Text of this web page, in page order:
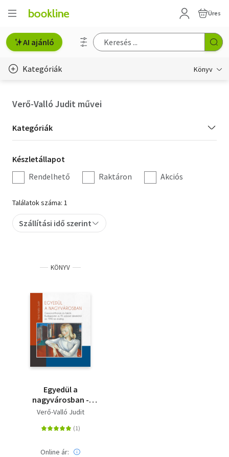
Üres
AI ajánló
Kategóriák Könyv
Hobbi, szabadidő
Irodalom
Művészet
Szakkönyv
Tankönyv, segédkönyv
Társadalomtudomány
Természettudomány
Történelem
Verő-Valló Judit művei
Kategória
szűrés
Kategóriák
Készletállapot
szűrés
Készletállapot
Rendelhető
Raktáron Akciós
Találatok száma: 1
Szállítási idő szerint
KÖNYV
Egyedül a
nagyvárosban -
Garzonotthonok és
19. század derekától
Verő-Valló Judit
Online ár: